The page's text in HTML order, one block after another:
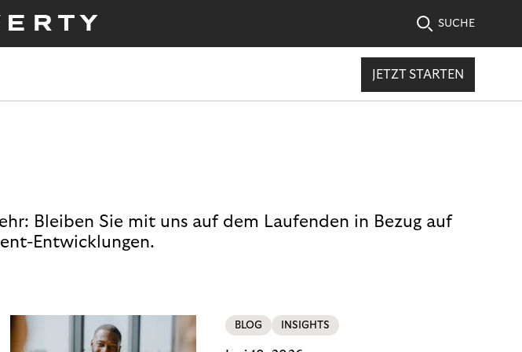
SUCHE
JETZT STARTEN
Bleiben Sie mit uns auf dem Laufenden in Bezug auf
Entwicklungen.
BLOG INSIGHTS